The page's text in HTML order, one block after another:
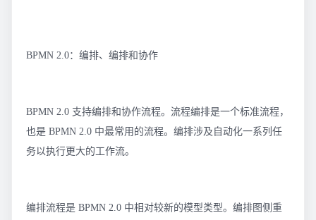
BPMN 2.0：编排、编排和协作
BPMN 2.0 支持编排和协作流程。流程编排是一个标准流程，
也是 BPMN 2.0 中最常用的流程。编排涉及自动化一系列任
务以执行更大的工作流。
编排流程是 BPMN 2.0 中相对较新的模型类型。编排图侧重